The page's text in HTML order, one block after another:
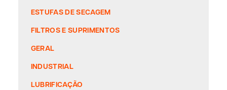
ESTUFAS DE SECAGEM
FILTROS E SUPRIMENTOS
GERAL
INDUSTRIAL
LUBRIFICAÇÃO